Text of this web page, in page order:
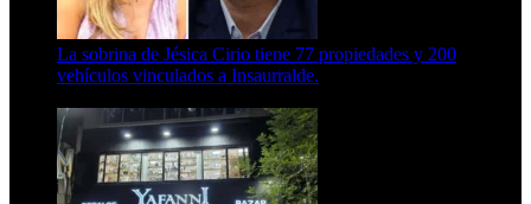
La sobrina de Jésica Cirio tiene 77 propiedades y 200
vehículos vinculados a Insaurralde.